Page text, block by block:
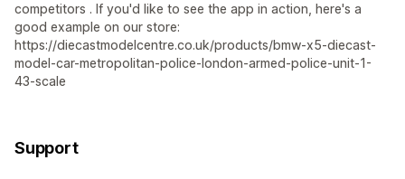
competitors . If you'd like to see the app in action, here's a
good example on our store:
https://diecastmodelcentre.co.uk/products/bmw-x5-diecast-
model-car-metropolitan-police-london-armed-police-unit-1-
43-scale
Support